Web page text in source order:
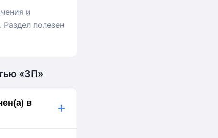
и
полезен
«ЗП»
в
+